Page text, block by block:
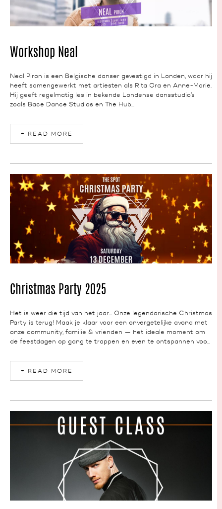
NEWS
Workshop Neal
Neal Piron is een Belgische danser gevestigd in Londen, waar hij
heeft samengewerkt met artiesten als Rita Ora en Anne-Marie.
Hij geeft regelmatig les in bekende Londense dansstudio’s
zoals Bace Dance Studios en The Hub...
+ READ MORE
NEWS
Christmas Party 2025
Het is weer die tijd van het jaar... Onze legendarische Christmas
Party is terug! Maak je klaar voor een onvergetelijke avond met
onze community, familie & vrienden — het ideale moment om
de feestdagen op gang te trappen en even te ontspannen voo...
+ READ MORE